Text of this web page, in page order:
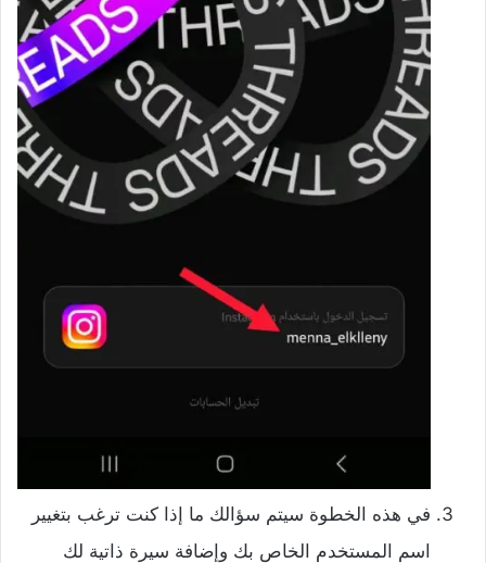
في هذه الخطوة سيتم سؤالك ما إذا كنت ترغب بتغيير
اسم المستخدم الخاص بك وإضافة سيرة ذاتية لك